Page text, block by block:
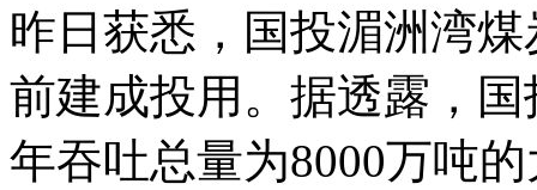
昨日获悉，国投湄洲湾
前建成投用。据透露，
年吞吐总量为8000万吨